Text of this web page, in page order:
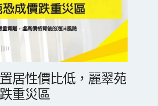
居性價比低，麗翠苑
重災區